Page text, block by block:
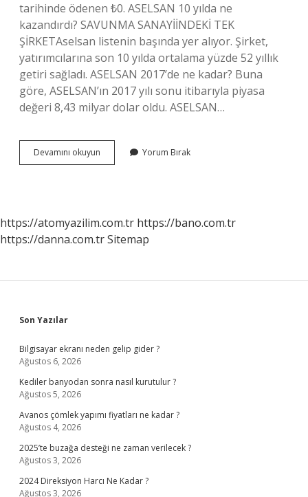
tarihinde ödenen ₺0. ASELSAN 10 yılda ne
kazandırdı? SAVUNMA SANAYİİNDEKİ TEK
ŞİRKETAselsan listenin başında yer alıyor. Şirket,
yatırımcılarına son 10 yılda ortalama yüzde 52 yıllık
getiri sağladı. ASELSAN 2017’de ne kadar? Buna
göre, ASELSAN’ın 2017 yılı sonu itibarıyla piyasa
değeri 8,43 milyar dolar oldu. ASELSAN…
Devamını okuyun
Hedef
Yorum Bırak
https://atomyazilim.com.tr https://bano.com.tr
https://danna.com.trSitemap
Sidebar
Son Yazılar
Bilgisayar ekranı neden gelip gider ?
Ağustos 6, 2026
Kediler banyodan sonra nasıl kurutulur ?
Ağustos 5, 2026
Avanos çömlek yapımı fiyatları ne kadar ?
Ağustos 4, 2026
2025’te buzağa desteği ne zaman verilecek ?
Ağustos 3, 2026
2024 Direksiyon Harcı Ne Kadar ?
Ağustos 3, 2026